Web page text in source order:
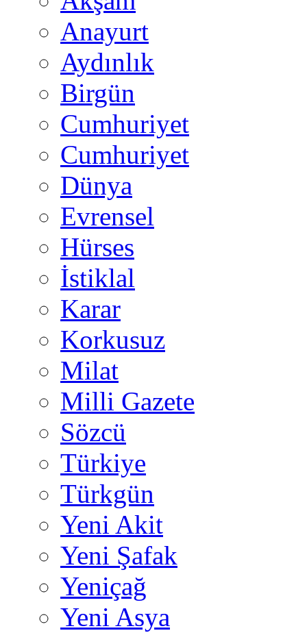
Anayurt
Aydınlık
Birgün
Cumhuriyet
Cumhuriyet
Dünya
Evrensel
Hürses
İstiklal
Karar
Korkusuz
Milat
Milli Gazete
Sözcü
Türkiye
Türkgün
Yeni Akit
Yeni Şafak
Yeniçağ
Yeni Asya